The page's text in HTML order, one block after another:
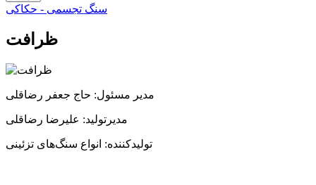
سنگ تجسمی - حکاکی
ظرافت
مدیر مسئول: حاج جعفر رضاقلی
مدیرتولید: علیرضا رضاقلی
تولیدکننده: انواع سنگ‌های تزئینی